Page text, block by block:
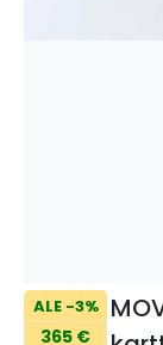
ALE -3%
365 €